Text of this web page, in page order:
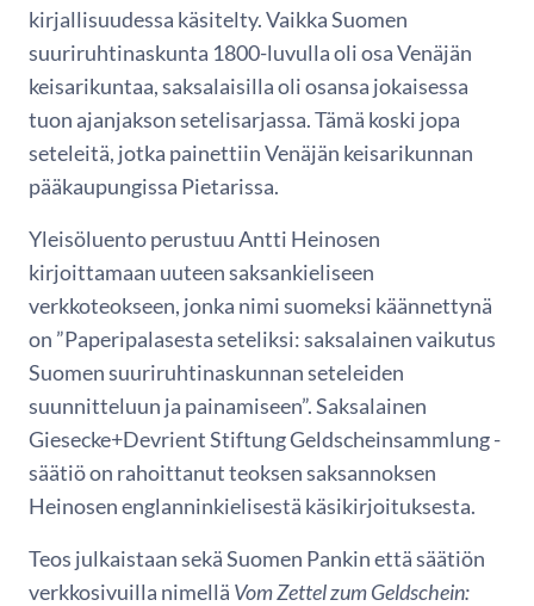
kirjallisuudessa käsitelty. Vaikka Suomen
suuriruhtinaskunta 1800-luvulla oli osa Venäjän
keisarikuntaa, saksalaisilla oli osansa jokaisessa
tuon ajanjakson setelisarjassa. Tämä koski jopa
seteleitä, jotka painettiin Venäjän keisarikunnan
pääkaupungissa Pietarissa.
Yleisöluento perustuu Antti Heinosen
kirjoittamaan uuteen saksankieliseen
verkkoteokseen, jonka nimi suomeksi käännettynä
on ”Paperipalasesta seteliksi: saksalainen vaikutus
Suomen suuriruhtinaskunnan seteleiden
suunnitteluun ja painamiseen”. Saksalainen
Giesecke+Devrient Stiftung Geldscheinsammlung -
säätiö on rahoittanut teoksen saksannoksen
Heinosen englanninkielisestä käsikirjoituksesta.
Teos julkaistaan sekä Suomen Pankin että säätiön
verkkosivuilla nimellä Vom Zettel zum Geldschein: